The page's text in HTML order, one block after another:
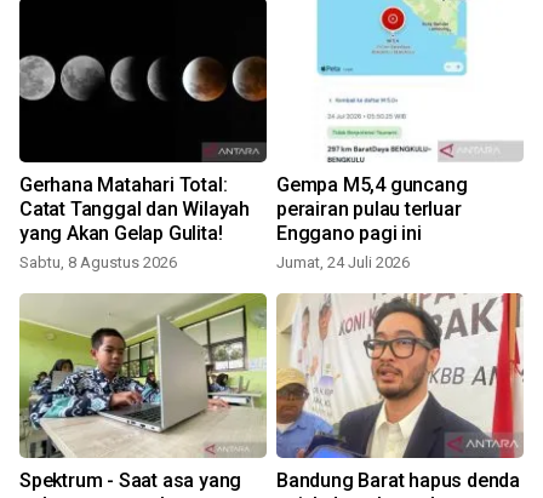
Gerhana Matahari Total:
Catat Tanggal dan Wilayah
yang Akan Gelap Gulita!
Sabtu, 8 Agustus 2026
Gempa M5,4 guncang
perairan pulau terluar
Enggano pagi ini
Jumat, 24 Juli 2026
Spektrum - Saat asa yang
Bandung Barat hapus denda